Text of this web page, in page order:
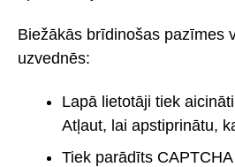
Biežākās brīdinošas pazīmes
uzvednēs:
Lapā lietotāji tiek
Atļaut, lai apstiprinātu,
Tiek parādīts